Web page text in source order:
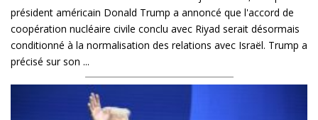
président américain Donald Trump a annoncé que l'accord de
coopération nucléaire civile conclu avec Riyad serait désormais
conditionné à la normalisation des relations avec Israël. Trump a
précisé sur son ...